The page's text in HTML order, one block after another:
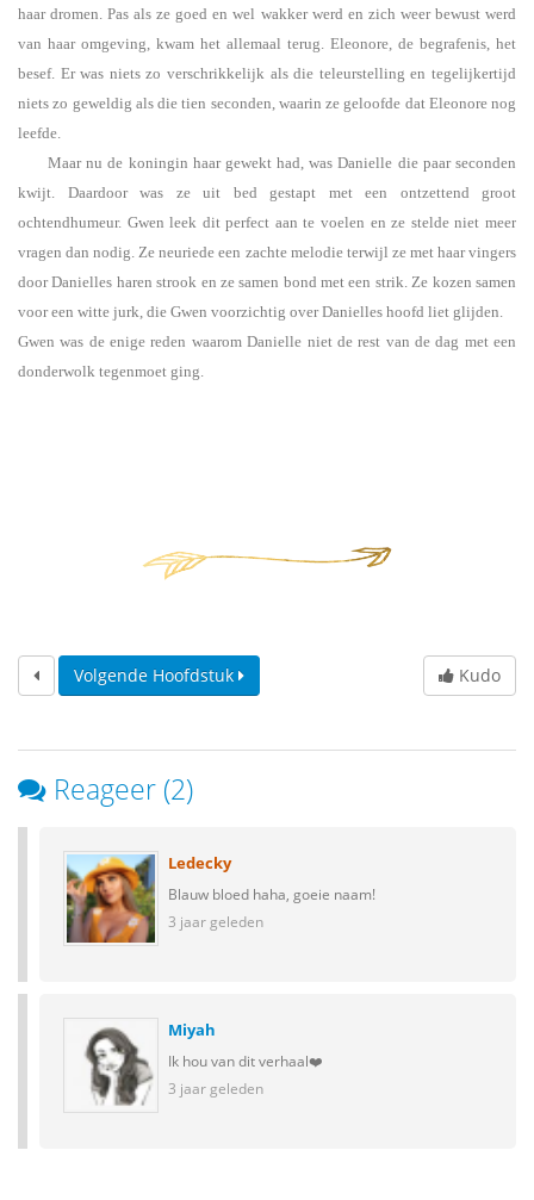
haar dromen. Pas als ze goed en wel wakker werd en zich weer bewust werd
van haar omgeving, kwam het allemaal terug. Eleonore, de begrafenis, het
besef. Er was niets zo verschrikkelijk als die teleurstelling en tegelijkertijd
niets zo geweldig als die tien seconden, waarin ze geloofde dat Eleonore nog
leefde.
Maar nu de koningin haar gewekt had, was Danielle die paar seconden
kwijt. Daardoor was ze uit bed gestapt met een ontzettend groot
ochtendhumeur. Gwen leek dit perfect aan te voelen en ze stelde niet meer
vragen dan nodig. Ze neuriede een zachte melodie terwijl ze met haar vingers
door Danielles haren strook en ze samen bond met een strik. Ze kozen samen
voor een witte jurk, die Gwen voorzichtig over Danielles hoofd liet glijden.
Gwen was de enige reden waarom Danielle niet de rest van de dag met een
donderwolk tegenmoet ging.
Kudo
Volgende Hoofdstuk
Reageer (2)
Ledecky
Blauw bloed haha, goeie naam!
3 jaar geleden
Miyah
Ik hou van dit verhaal❤️
3 jaar geleden